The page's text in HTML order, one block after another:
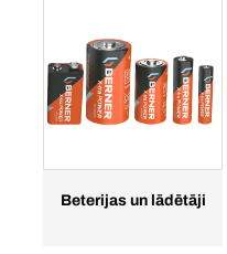
Beterijas un lādētāji